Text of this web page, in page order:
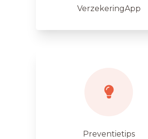
VerzekeringApp
Preventietips